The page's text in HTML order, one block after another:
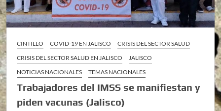
CINTILLO COVID-19 EN JALISCO
CRISIS DEL SECTOR SALUD
CRISIS DEL SECTOR SALUD EN JALISCO
JALISCO
NOTICIAS NACIONALES
TEMAS NACIONALES
Trabajadores del IMSS se manifiestan y
piden vacunas (Jalisco)